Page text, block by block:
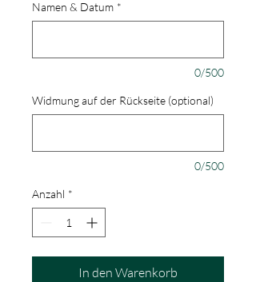
Namen & Datum *
0/500
Widmung auf der Rückseite (optional)
0/500
Anzahl *
In den Warenkorb